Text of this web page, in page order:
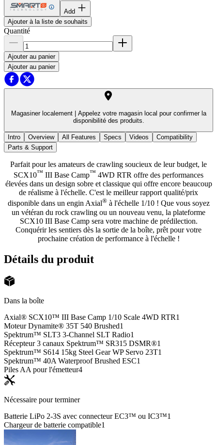
Add
Ajouter à la liste de souhaits
Quantité
Ajouter au panier
Ajouter au panier
Magasiner localement |Appelez votre magasin local pour confirmer la
disponibilité des produits.
Intro Overview All Features Specs Videos
Compatibility
Parts & Support
Parfait pour les amateurs de crawling soucieux de leur budget, le
SCX10™ III Base Camp™ 4WD RTR offre des performances
élevées dans un design sobre et classique qui offre encore beaucoup
de réalisme à l'échelle. C'est le meilleur rapport qualité/prix
disponible dans un engin Axial®à l'échelle 1/10 ! Que vous soyez
un vétéran du rock crawling ou un nouveau venu, la plateforme
SCX10 III Base Camp sera votre machine de prédilection.
Conquérir les sentiers dès la sortie de la boîte, prêt pour votre
prochaine création de performance à l'échelle !
Détails du produit
Dans la boîte
Axial® SCX10™ III Base Camp 1/10 Scale 4WD RTR1
Moteur Dynamite® 35T 540 Brushed1
Spektrum™ SLT3 3-Channel SLT Radio1
Récepteur 3 canaux Spektrum™ SR315 DSMR®1
Spektrum™ S614 15kg Steel Gear WP Servo 23T1
Spektrum™ 40A Waterproof Brushed ESC1
Piles AA pour l'émetteur4
Nécessaire pour terminer
Batterie LiPo 2-3S avec connecteur EC3™ ou IC3™1
Chargeur de batterie compatible1